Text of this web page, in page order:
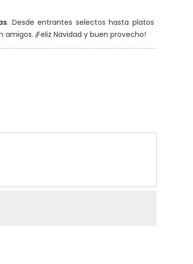
. Desde entrantes selectos hasta platos
¡Feliz Navidad y buen provecho!